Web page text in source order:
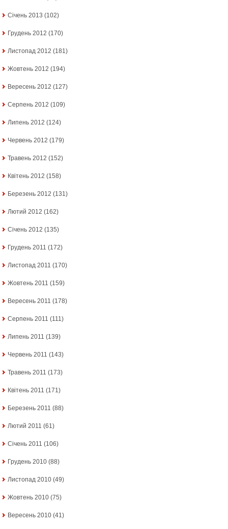
Січень 2013 (102)
Грудень 2012 (170)
Листопад 2012 (181)
Жовтень 2012 (194)
Вересень 2012 (127)
Серпень 2012 (109)
Липень 2012 (124)
Червень 2012 (179)
Травень 2012 (152)
Квітень 2012 (158)
Березень 2012 (131)
Лютий 2012 (162)
Січень 2012 (135)
Грудень 2011 (172)
Листопад 2011 (170)
Жовтень 2011 (159)
Вересень 2011 (178)
Серпень 2011 (111)
Липень 2011 (139)
Червень 2011 (143)
Травень 2011 (173)
Квітень 2011 (171)
Березень 2011 (88)
Лютий 2011 (61)
Січень 2011 (106)
Грудень 2010 (88)
Листопад 2010 (49)
Жовтень 2010 (75)
Вересень 2010 (41)